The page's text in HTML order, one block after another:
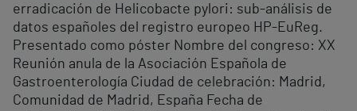
erradicación de Helicobacte pylori: sub-análisis de
datos españoles del registro europeo HP-EuReg.
Presentado como póster Nombre del congreso: XX
Reunión anula de la Asociación Española de
Gastroenterología Ciudad de celebración: Madrid,
Comunidad de Madrid, España Fecha de